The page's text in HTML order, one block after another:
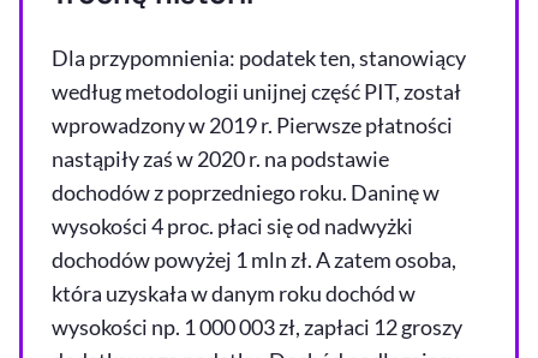
Dla przypomnienia: podatek ten, stanowiący
według metodologii unijnej część PIT, został
wprowadzony w 2019 r. Pierwsze płatności
nastąpiły zaś w 2020 r. na podstawie
dochodów z poprzedniego roku. Daninę w
wysokości 4 proc. płaci się od nadwyżki
dochodów powyżej 1 mln zł. A zatem osoba,
która uzyskała w danym roku dochód w
wysokości np. 1 000 003 zł, zapłaci 12 groszy